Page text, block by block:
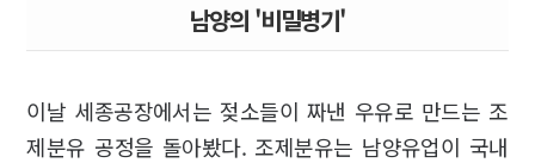
남양의 '비밀병기'
이날 세종공장에서는 젖소들이 짜낸 우유로 만드는 조
제분유 공정을 돌아봤다. 조제분유는 남양유업이 국내